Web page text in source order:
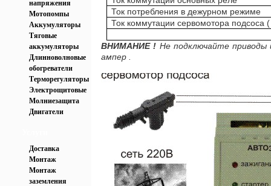
напряжения
Мотопомпы
Аккумуляторы
Тяговые
аккумуляторы
Длинноволновые
обогреватели
Терморегуляторы
Электрощитовые
Молниезащита
Двигатели
Доставка
Монтаж
Монтаж
заземления
Ток потребления в дежурном режиме
Ток коммутации сервомотора подсоса
ВНИМАНИЕ ! Не подключайте
ампер .